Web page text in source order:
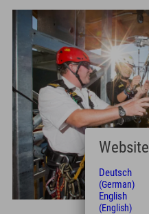
Website
Deutsch
(German)
English
(English)